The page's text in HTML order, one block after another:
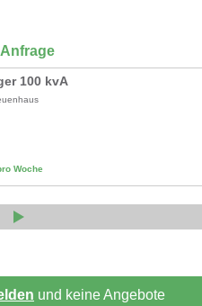
100 kvA
Woche
und keine Angebote